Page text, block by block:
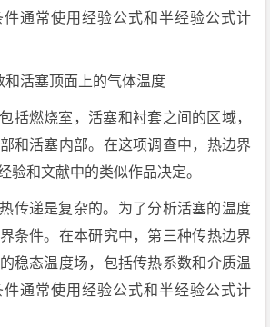
通常使用经验公式和半经验公式计
和活塞顶面上的气体温度
括燃烧室，活塞和衬套之间的区域，
和活塞内部。在这项调查中，热边界
验和文献中的类似作品决定。
传递是复杂的。为了分析活塞的温度
条件。在本研究中，第三种传热边界
稳态温度场，包括传热系数和介质温
通常使用经验公式和半经验公式计